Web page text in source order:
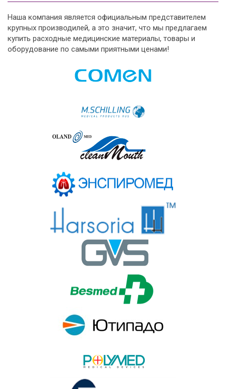
Наша компания является официальным представителем
крупных производилей, а это значит, что мы предлагаем
купить расходные медицинские материалы, товары и
оборудование по самыми приятными ценами!